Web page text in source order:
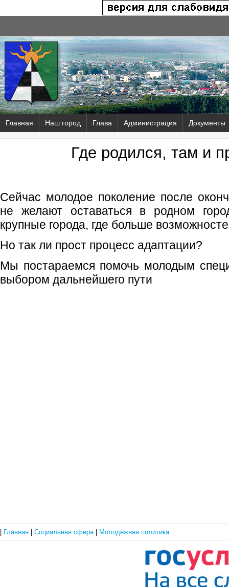
Главная Наш город Глава Администрация Документы
Где родился, там и
Сейчас молодое поколение после
не желают оставаться в родном
крупные города, где больше
Но так ли прост процесс адаптации?
Мы постараемся помочь молодым
выбором дальнейшего пути
Главная Социальная сфера Молодёжная политика